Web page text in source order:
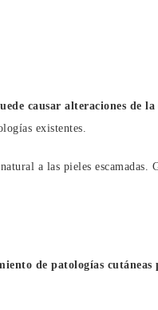
causar alteraciones de
existentes.
a las pieles escamadas.
de patologías cutáneas